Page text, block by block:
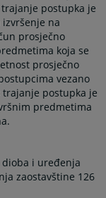
postupka je
na
prosječno
koja se
prosječno
vezano
postupka je
predmetima
i uređenja
zaostavštine 126